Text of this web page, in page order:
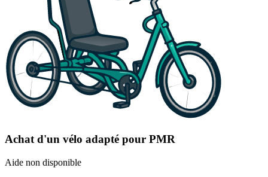
Achat d'un vélo adapté pour PMR
Aide non disponible